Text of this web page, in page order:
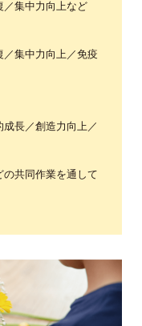
／集中力向上など
集中力向上／免疫
長／創造力向上／
共同作業を通して